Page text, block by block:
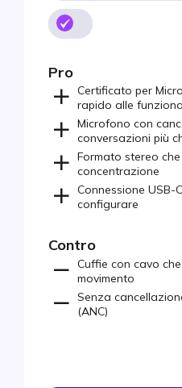
Pro
Certificato per
rapido alle
Microfono con
conversazioni più
Formato stereo
concentrazione
Connessione USB-
configurare
Contro
Cuffie con cavo
movimento
Senza
(ANC)